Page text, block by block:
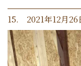
15. 2021年12月26